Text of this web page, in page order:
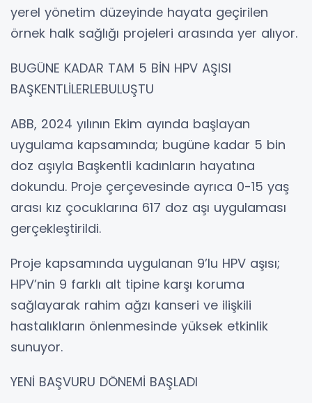
yerel yönetim düzeyinde hayata geçirilen
örnek halk sağlığı projeleri arasında yer alıyor.
BUGÜNE KADAR TAM 5 BİN HPV AŞISI
BAŞKENTLİLERLEBULUŞTU
ABB, 2024 yılının Ekim ayında başlayan
uygulama kapsamında; bugüne kadar 5 bin
doz aşıyla Başkentli kadınların hayatına
dokundu. Proje çerçevesinde ayrıca 0-15 yaş
arası kız çocuklarına 617 doz aşı uygulaması
gerçekleştirildi.
Proje kapsamında uygulanan 9’lu HPV aşısı;
HPV’nin 9 farklı alt tipine karşı koruma
sağlayarak rahim ağzı kanseri ve ilişkili
hastalıkların önlenmesinde yüksek etkinlik
sunuyor.
YENİ BAŞVURU DÖNEMİ BAŞLADI